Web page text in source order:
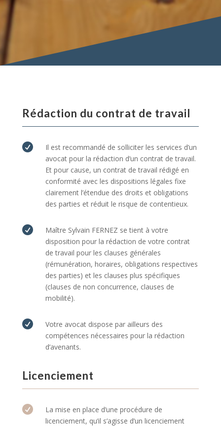
Rédaction du contrat de travail

Il est recommandé de solliciter les services d’un
avocat pour la rédaction d’un contrat de travail.
Et pour cause, un contrat de travail rédigé en
conformité avec les dispositions légales fixe
clairement l’étendue des droits et obligations
des parties et réduit le risque de contentieux.

Maître Sylvain FERNEZ se tient à votre
disposition pour la rédaction de votre contrat
de travail pour les clauses générales
(rémunération, horaires, obligations respectives
des parties) et les clauses plus spécifiques
(clauses de non concurrence, clauses de
mobilité).

Votre avocat dispose par ailleurs des
compétences nécessaires pour la rédaction
d’avenants.
Licenciement

La mise en place d’une procédure de
licenciement, qu’il s’agisse d’un licenciement